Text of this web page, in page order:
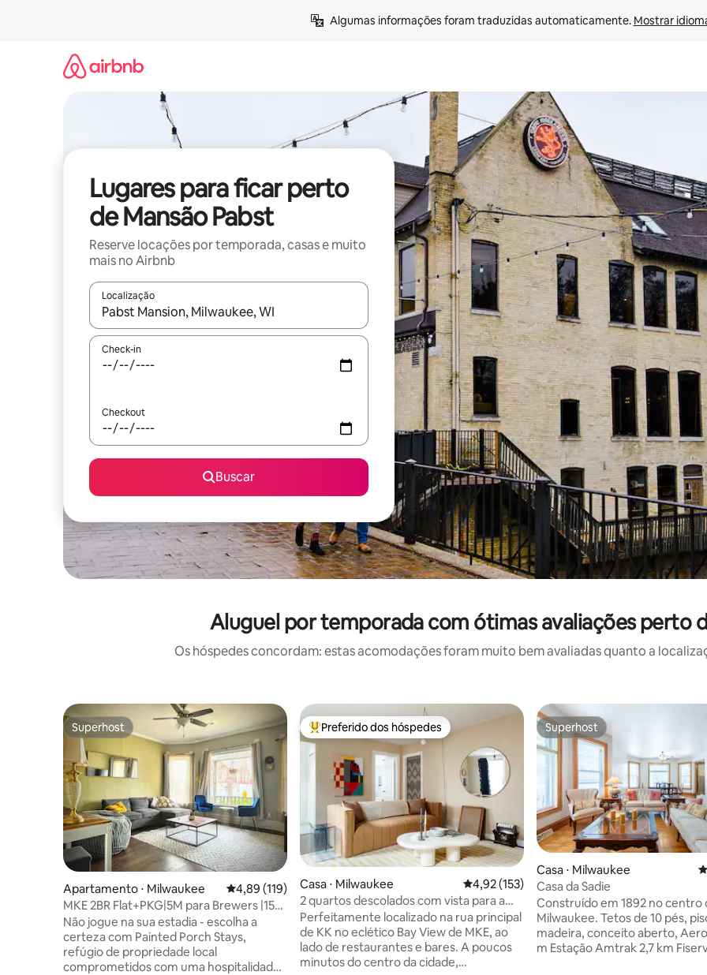
Algumas informações foram traduzidas automaticamente. Mostrar
Lugares para ficar perto
de Mansão Pabst
Reserve locações por temporada, casas e muito
mais no Airbnb
Localização
Quando os resultados estiverem disponíveis, explore-os usando as seta para cima e para baixo do teclado ou tocando
Check-in
Checkout
Buscar
Aluguel por temporada com ótimas avaliações perto
Os hóspedes concordam: estas acomodações foram muito bem avaliadas quanto a
Superhost
Superhost
Apartamento ⋅ Milwaukee 4,89 de uma avaliação média de 5, 119 avaliações
4,89 (119)
MKE 2BR Flat+PKG|5M para Brewers |15M
para o aeroporto
Não jogue na sua estadia - escolha a
certeza com Painted Porch Stays,
refúgio de propriedade local
comprometidos com uma hospitalidade
Entre os melhores preferidos dos hóspedes
Preferido dos hóspedes
Casa ⋅ Milwaukee 4,92 de uma avaliação média de 5, 153
4,92 (153)
2 quartos descolados com vista para a
baía — com estacionamento
Perfeitamente localizado na rua principal
de KK no eclético Bay View de MKE, ao
lado de restaurantes e bares. A poucos
minutos do centro da cidade,
Superhost
Superhost
Casa ⋅ Milwaukee
Casa da Sadie
Construído em 1892 no centro
Milwaukee. Tetos de 10 pés,
madeira, conceito aberto, Aeroporto 7,0
m Estação Amtrak 2,7 km Fiserv Forum